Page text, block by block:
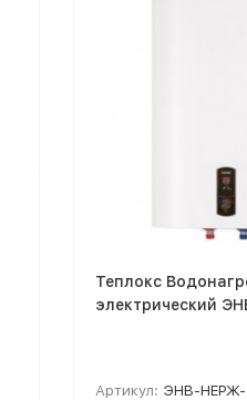
Теплокс
электрический
Артикул: ЭНВ-НЕРЖ-